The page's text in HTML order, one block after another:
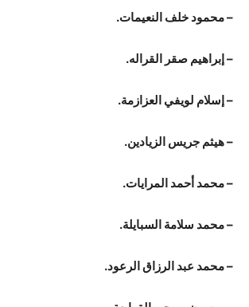
– محمود خلف النعيمات.
– إبراهيم صقر القراله.
– إسلام لويفي العزازمة.
– هيثم جريس الزيادين.
– محمد أحمد المرايات.
– محمد سلامة السبايلة.
– محمد عبد الرزاق الرعود.